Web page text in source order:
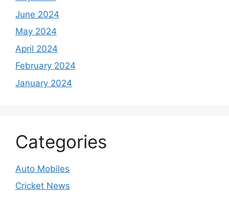
June 2024
May 2024
April 2024
February 2024
January 2024
Categories
Auto Mobiles
Cricket News